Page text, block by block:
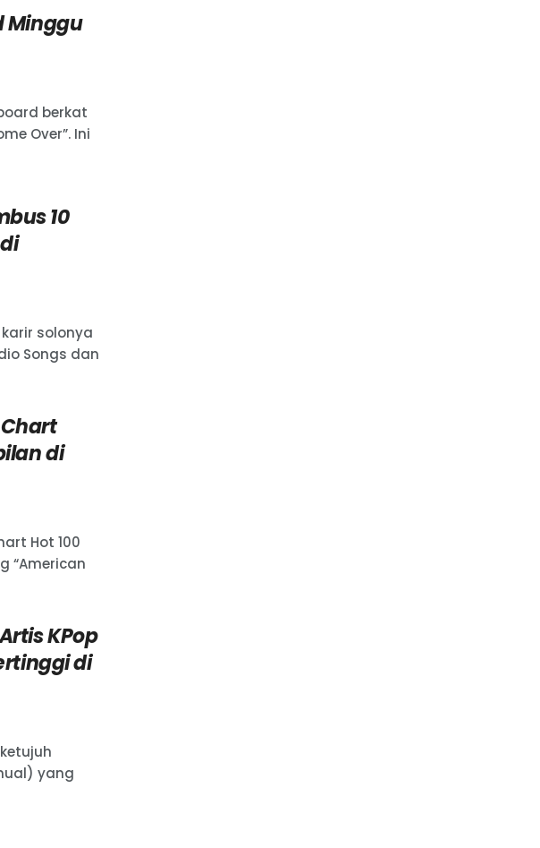
Minggu
berkat
Over”. Ini
10
karir solonya
Songs dan
di
Hot 100
“American
KPop
di
yang